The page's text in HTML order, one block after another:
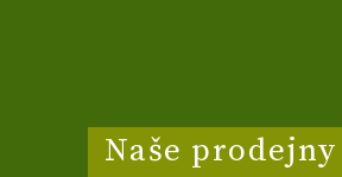
Naše prodejny